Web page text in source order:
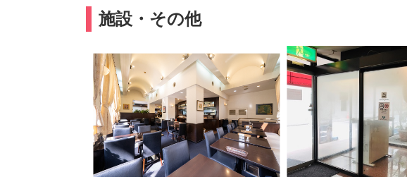
施設・その他